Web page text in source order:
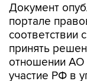
Документ
портале
соответствии
принять
отношении
участие РФ в